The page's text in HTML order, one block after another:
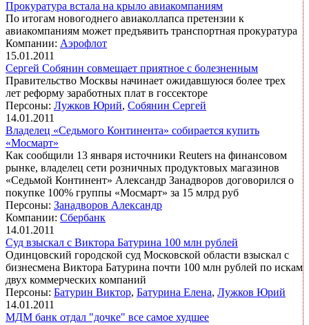
Прокуратура встала на крыло авиакомпаниям
По итогам новогоднего авиаколлапса претензии к
авиакомпаниям может предъявить транспортная прокуратура
Компании: Аэрофлот
15.01.2011
Сергей Собянин совмещает приятное с болезненным
Правительство Москвы начинает ожидавшуюся более трех
лет реформу заработных плат в госсекторе
Персоны: Лужков Юрий, Собянин Сергей
14.01.2011
Владелец «Седьмого Континента» собирается купить
«Мосмарт»
Как сообщили 13 января источники Reuters на финансовом
рынке, владелец сети розничных продуктовых магазинов
«Седьмой Континент» Александр Занадворов договорился о
покупке 100% группы «Мосмарт» за 15 млрд руб
Персоны: Занадворов Александр
Компании: Сбербанк
14.01.2011
Суд взыскал с Виктора Батурина 100 млн рублей
Одинцовский городской суд Московской области взыскал с
бизнесмена Виктора Батурина почти 100 млн рублей по искам
двух коммерческих компаний
Персоны: Батурин Виктор, Батурина Елена, Лужков Юрий
14.01.2011
МДМ банк отдал "дочке" все самое худшее